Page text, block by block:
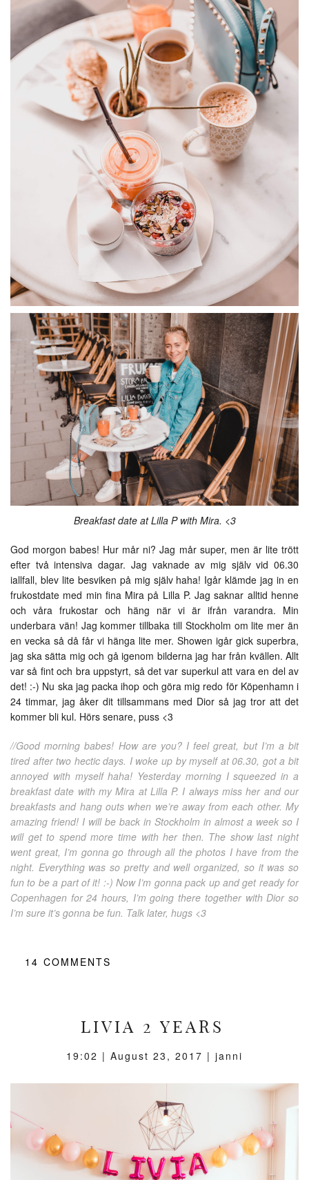
Breakfast date at Lilla P with Mira. <3
God morgon babes! Hur mår ni? Jag mår super, men är lite trött
efter två intensiva dagar. Jag vaknade av mig själv vid 06.30
iallfall, blev lite besviken på mig själv haha! Igår klämde jag in en
frukostdate med min fina Mira på Lilla P. Jag saknar alltid henne
och våra frukostar och häng när vi är ifrån varandra. Min
underbara vän! Jag kommer tillbaka till Stockholm om lite mer än
en vecka så då får vi hänga lite mer. Showen igår gick superbra,
jag ska sätta mig och gå igenom bilderna jag har från kvällen. Allt
var så fint och bra uppstyrt, så det var superkul att vara en del av
det! :-) Nu ska jag packa ihop och göra mig redo för Köpenhamn i
24 timmar, jag åker dit tillsammans med Dior så jag tror att det
kommer bli kul. Hörs senare, puss <3
//Good morning babes! How are you? I feel great, but I’m a bit
tired after two hectic days. I woke up by myself at 06.30, got a bit
annoyed with myself haha! Yesterday morning I squeezed in a
breakfast date with my Mira at Lilla P. I always miss her and our
breakfasts and hang outs when we’re away from each other. My
amazing friend! I will be back in Stockholm in almost a week so I
will get to spend more time with her then. The show last night
went great, I’m gonna go through all the photos I have from the
night. Everything was so pretty and well organized, so it was so
fun to be a part of it! :-) Now I’m gonna pack up and get ready for
Copenhagen for 24 hours, I’m going there together with Dior so
I’m sure it’s gonna be fun. Talk later, hugs <3
14 COMMENTS
LIVIA 2 YEARS
19:02 | August 23, 2017 | janni